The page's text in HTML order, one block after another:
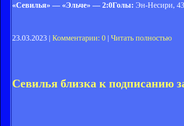
«Севилья» — «Эльче» — 2:0Голы: Эн-Несири,
23.03.2023 | Комментарии: 0 | Читать полностью
Севилья близка к подписанию